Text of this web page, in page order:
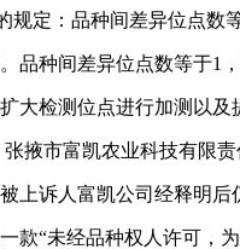
规定：品种间差异位点
品种间差异位点数等于1
大检测位点进行加测以
掖市富凯农业科技有限
上诉人富凯公司经释明
款“未经品种权人许可，